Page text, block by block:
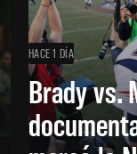
HACE 1 DÍA
Brady vs.